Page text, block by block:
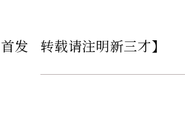
首发 转载请注明新三才】